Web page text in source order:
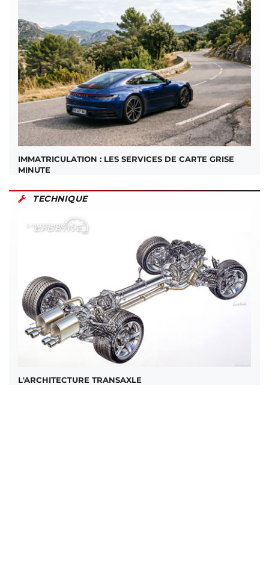
IMMATRICULATION : LES SERVICES DE CARTE GRISE
MINUTE
TECHNIQUE
L'ARCHITECTURE TRANSAXLE